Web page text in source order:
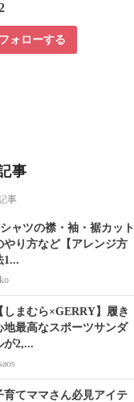
フォローする
事
事
ャツの襟・袖・裾カット
やり方など【アレンジ方
1...
しまむら×GERRY】履き
地最高なスポーツサンダ
が2,...
育てママさん必見アイテ